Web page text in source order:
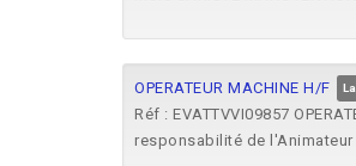
OPERATEUR MACHINE H/F
Réf : EVATTVVI09857
responsabilité de